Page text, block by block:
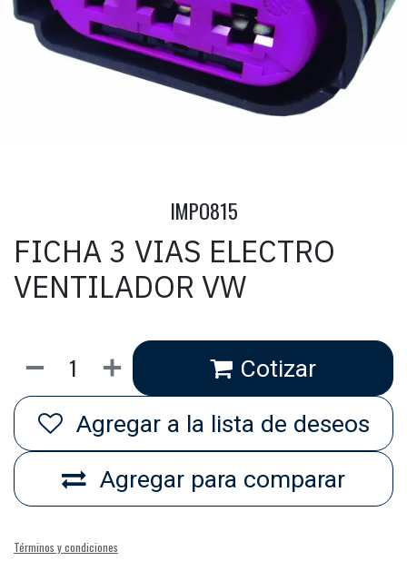
IMPO815
FICHA 3 VIAS ELECTRO
VENTILADOR VW
Cotizar
Agregar para comparar
Agregar a la lista de deseos
Términos y condiciones